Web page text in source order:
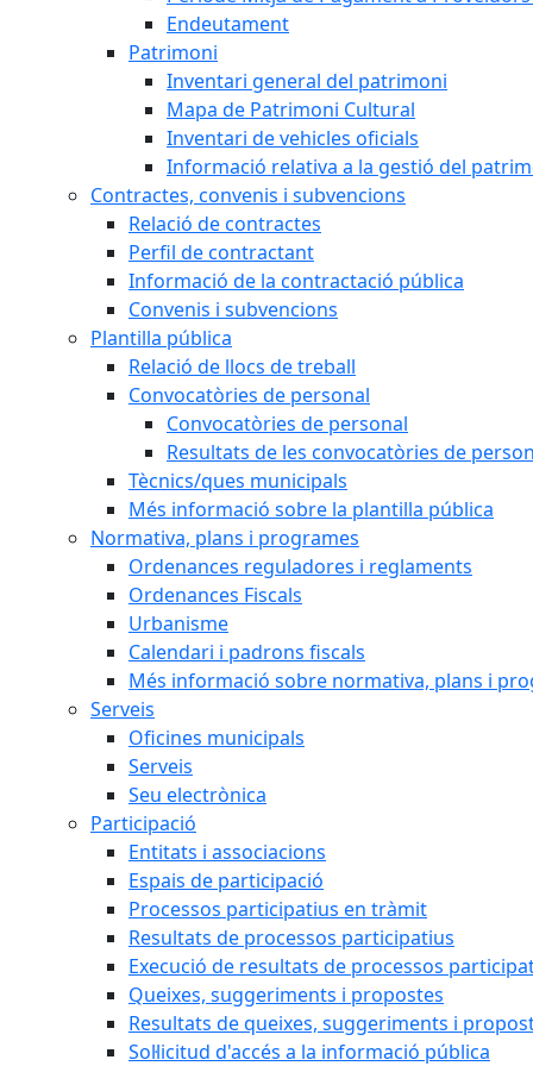
Endeutament
Patrimoni
Inventari general del patrimoni
Mapa de Patrimoni Cultural
Inventari de vehicles oficials
Informació relativa a la gestió del
Contractes, convenis i subvencions
Relació de contractes
Perfil de contractant
Informació de la contractació pública
Convenis i subvencions
Plantilla pública
Relació de llocs de treball
Convocatòries de personal
Convocatòries de personal
Resultats de les convocatòries de
Tècnics/ques municipals
Més informació sobre la plantilla pública
Normativa, plans i programes
Ordenances reguladores i reglaments
Ordenances Fiscals
Urbanisme
Calendari i padrons fiscals
Més informació sobre normativa, plans i
Serveis
Oficines municipals
Serveis
Seu electrònica
Participació
Entitats i associacions
Espais de participació
Processos participatius en tràmit
Resultats de processos participatius
Execució de resultats de processos
Queixes, suggeriments i propostes
Resultats de queixes, suggeriments i
Sol·licitud d'accés a la informació pública